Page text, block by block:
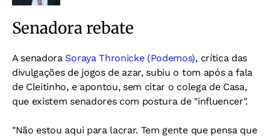
Senadora rebate
A senadora Soraya Thronicke (Podemos), crítica das
divulgações de jogos de azar, subiu o tom após a fala
de Cleitinho, e apontou, sem citar o colega de Casa,
que existem senadores com postura de "influencer".
"Não estou aqui para lacrar. Tem gente que pensa que